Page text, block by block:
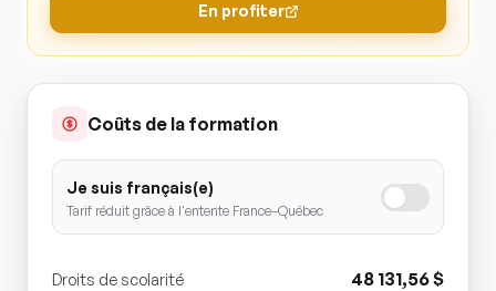
En profiter
Coûts de la formation
Je suis français(e)
Tarif réduit grâce à l'entente France–Québec
Droits de scolarité 48 131,56$